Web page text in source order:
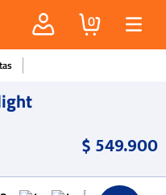
0
$549.900